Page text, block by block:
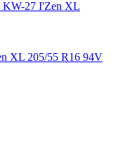
XL 205/55 R16 94V